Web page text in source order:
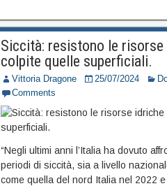
Siccità: resistono le
colpite quelle superficiali.
Vittoria Dragone 25/07/2024
Comments
“Negli ultimi anni l’Italia ha dovuto
periodi di siccità, sia a livello
come quella del nord Italia nel 2022